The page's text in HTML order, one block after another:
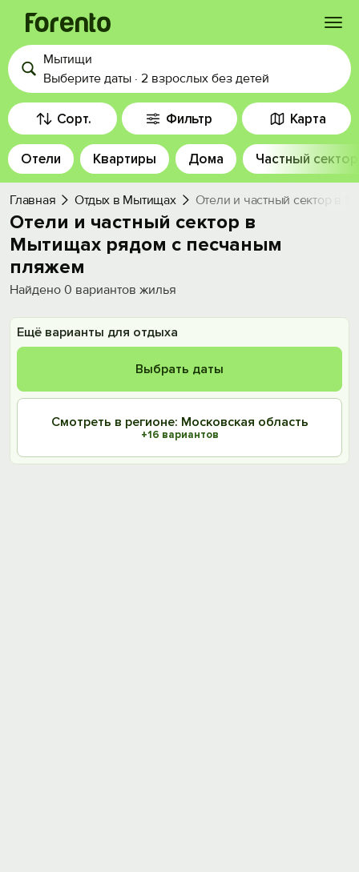
Войти
Избранное
История просмотра
Добавить свой объект
Мытищи
Выберите даты · 2 взрослых без детей
Сорт. Фильтр Карта
Отели Квартиры Дома Частный сектор
Главная Отдых в Мытищах Отели и частный сектор в
Отели и частный сектор в
Мытищах рядом c песчаным
пляжем
Найдено 0 вариантов жилья
Ещё варианты для отдыха
Выбрать даты
Смотреть в регионе: Московская область
+16 вариантов